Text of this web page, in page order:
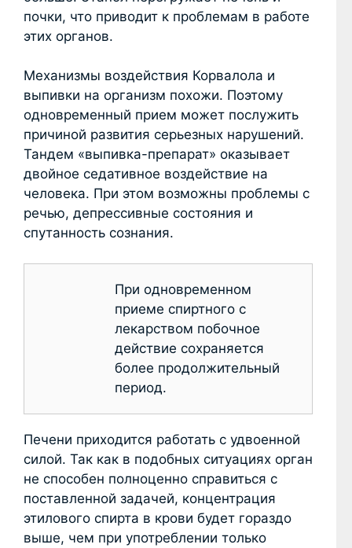
почки, что приводит к проблемам в работе
этих органов.
Механизмы воздействия Корвалола и
выпивки на организм похожи. Поэтому
одновременный прием может послужить
причиной развития серьезных нарушений.
Тандем «выпивка-препарат» оказывает
двойное седативное воздействие на
человека. При этом возможны проблемы с
речью, депрессивные состояния и
спутанность сознания.
При одновременном
приеме спиртного с
лекарством побочное
действие сохраняется
более продолжительный
период.
Печени приходится работать с удвоенной
силой. Так как в подобных ситуациях орган
не способен полноценно справиться с
поставленной задачей, концентрация
этилового спирта в крови будет гораздо
выше, чем при употреблении только